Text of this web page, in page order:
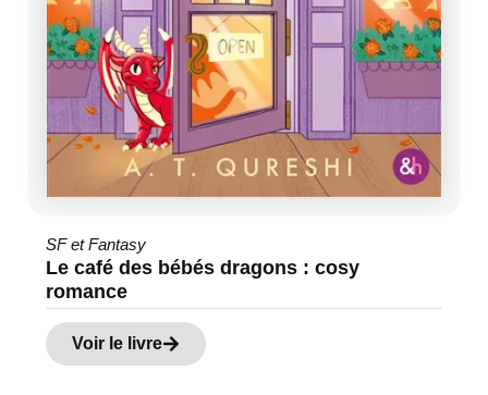
SF et Fantasy
Le café des bébés dragons : cosy
romance
Voir le livre